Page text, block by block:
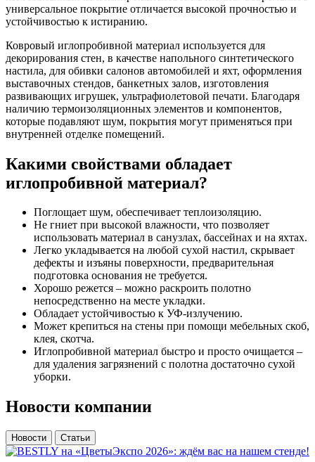
универсальное покрытие отличается высокой прочностью и
устойчивостью к истиранию.
Ковровый иглопробивной материал используется для
декорирования стен, в качестве напольного синтетического
настила, для обивки салонов автомобилей и яхт, оформления
выставочных стендов, банкетных залов, изготовления
развивающих игрушек, ультрафиолетовой печати. Благодаря
наличию термоизоляционных элементов и компонентов,
которые подавляют шум, покрытия могут применяться при
внутренней отделке помещений.
Какими свойствами обладает
иглопробивной материал?
Поглощает шум, обеспечивает теплоизоляцию.
Не гниет при высокой влажности, что позволяет
использовать материал в санузлах, бассейнах и на яхтах.
Легко укладывается на любой сухой настил, скрывает
дефекты и изъяны поверхности, предварительная
подготовка основания не требуется.
Хорошо режется – можно раскроить полотно
непосредственно на месте укладки.
Обладает устойчивостью к УФ-излучению.
Может крепиться на стены при помощи мебельных скоб,
клея, скотча.
Иглопробивной материал быстро и просто очищается –
для удаления загрязнений с полотна достаточно сухой
уборки.
Новости компании
Новости Статьи